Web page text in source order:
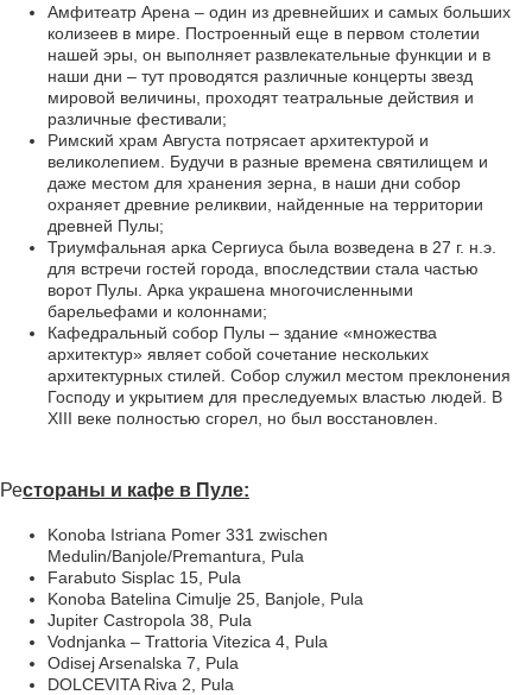
Амфитеатр Арена – один из древнейших и самых больших
колизеев в мире. Построенный еще в первом столетии
нашей эры, он выполняет развлекательные функции и в
наши дни – тут проводятся различные концерты звезд
мировой величины, проходят театральные действия и
различные фестивали;
Римский храм Августа потрясает архитектурой и
великолепием. Будучи в разные времена святилищем и
даже местом для хранения зерна, в наши дни собор
охраняет древние реликвии, найденные на территории
древней Пулы;
Триумфальная арка Сергиуса была возведена в 27 г. н.э.
для встречи гостей города, впоследствии стала частью
ворот Пулы. Арка украшена многочисленными
барельефами и колоннами;
Кафедральный собор Пулы – здание «множества
архитектур» являет собой сочетание нескольких
архитектурных стилей. Собор служил местом преклонения
Господу и укрытием для преследуемых властью людей. В
XIII веке полностью сгорел, но был восстановлен.
Рестораны и кафе в Пуле:
Konoba Istriana Pomer 331 zwischen
Medulin/Banjole/Premantura, Pula
Farabuto Sisplac 15, Pula
Konoba Batelina Cimulje 25, Banjole, Pula
Jupiter Castropola 38, Pula
Vodnjanka – Trattoria Vitezica 4, Pula
Odisej Arsenalska 7, Pula
DOLCEVITA Riva 2, Pula